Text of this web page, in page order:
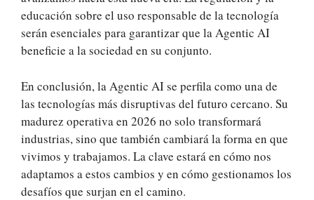
educación sobre el uso responsable de la tecnología
serán esenciales para garantizar que la Agentic AI
beneficie a la sociedad en su conjunto.
En conclusión, la Agentic AI se perfila como una de
las tecnologías más disruptivas del futuro cercano. Su
madurez operativa en 2026 no solo transformará
industrias, sino que también cambiará la forma en que
vivimos y trabajamos. La clave estará en cómo nos
adaptamos a estos cambios y en cómo gestionamos los
desafíos que surjan en el camino.